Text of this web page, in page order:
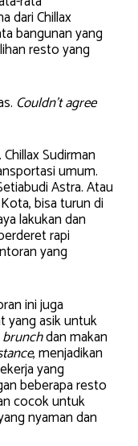
dari Chillax
bangunan yang
resto yang
Couldn’t agree
Sudirman
umum.
Astra. Atau
bisa turun di
lakukan dan
rapi
yang
ini juga
yang asik untuk
brunchdan makan
, menjadikan
yang
beberapa resto
cocok untuk
nyaman dan